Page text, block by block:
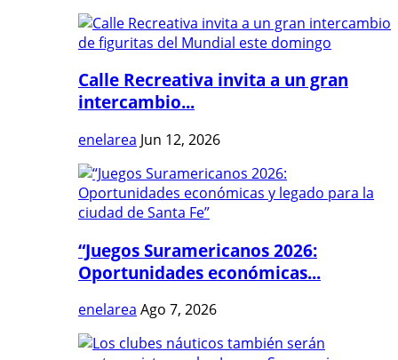
Calle Recreativa invita a un gran
intercambio...
enelarea Jun 12, 2026
“Juegos Suramericanos 2026:
Oportunidades económicas...
enelarea Ago 7, 2026